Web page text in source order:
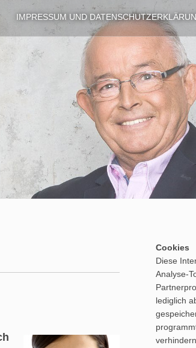
IMPRESSUM UND
Cookies
Diese
Analyse-
lediglich